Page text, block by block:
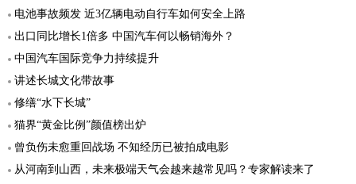
电池事故频发 近3亿辆电动自行车如何安全上路
出口同比增长1倍多 中国汽车何以畅销海外？
中国汽车国际竞争力持续提升
讲述长城文化带故事
修缮“水下长城”
猫界“黄金比例”颜值榜出炉
曾负伤未愈重回战场 不知经历已被拍成电影
从河南到山西，未来极端天气会越来越常见吗？专家解读来了